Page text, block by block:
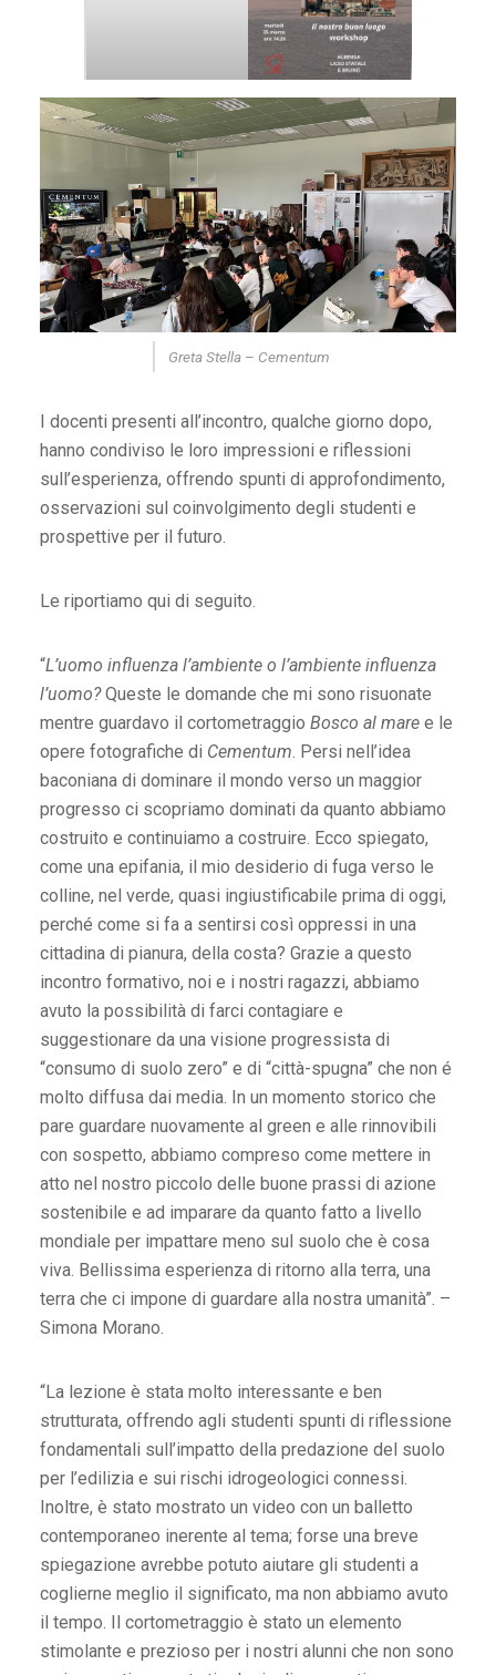
Greta Stella – Cementum
I docenti presenti all’incontro, qualche giorno dopo,
hanno condiviso le loro impressioni e riflessioni
sull’esperienza, offrendo spunti di approfondimento,
osservazioni sul coinvolgimento degli studenti e
prospettive per il futuro.
Le riportiamo qui di seguito.
“L’uomo influenza l’ambiente o l’ambiente influenza
l’uomo?Queste le domande che mi sono risuonate
mentre guardavo il cortometraggio Bosco al mare e le
opere fotografiche di Cementum . Persi nell’idea
baconiana di dominare il mondo verso un maggior
progresso ci scopriamo dominati da quanto abbiamo
costruito e continuiamo a costruire. Ecco spiegato,
come una epifania, il mio desiderio di fuga verso le
colline, nel verde, quasi ingiustificabile prima di oggi,
perché come si fa a sentirsi così oppressi in una
cittadina di pianura, della costa? Grazie a questo
incontro formativo, noi e i nostri ragazzi, abbiamo
avuto la possibilità di farci contagiare e
suggestionare da una visione progressista di
“consumo di suolo zero” e di “città-spugna” che non é
molto diffusa dai media. In un momento storico che
pare guardare nuovamente al green e alle rinnovibili
con sospetto, abbiamo compreso come mettere in
atto nel nostro piccolo delle buone prassi di azione
sostenibile e ad imparare da quanto fatto a livello
mondiale per impattare meno sul suolo che è cosa
viva. Bellissima esperienza di ritorno alla terra, una
terra che ci impone di guardare alla nostra umanità”. –
Simona Morano.
“La lezione è stata molto interessante e ben
strutturata, offrendo agli studenti spunti di riflessione
fondamentali sull’impatto della predazione del suolo
per l’edilizia e sui rischi idrogeologici connessi.
Inoltre, è stato mostrato un video con un balletto
contemporaneo inerente al tema; forse una breve
spiegazione avrebbe potuto aiutare gli studenti a
coglierne meglio il significato, ma non abbiamo avuto
il tempo. Il cortometraggio è stato un elemento
stimolante e prezioso per i nostri alunni che non sono